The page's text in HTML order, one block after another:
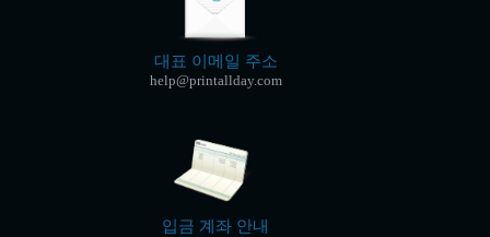
대표 이메일 주소
help@printallday.com
입금 계좌 안내